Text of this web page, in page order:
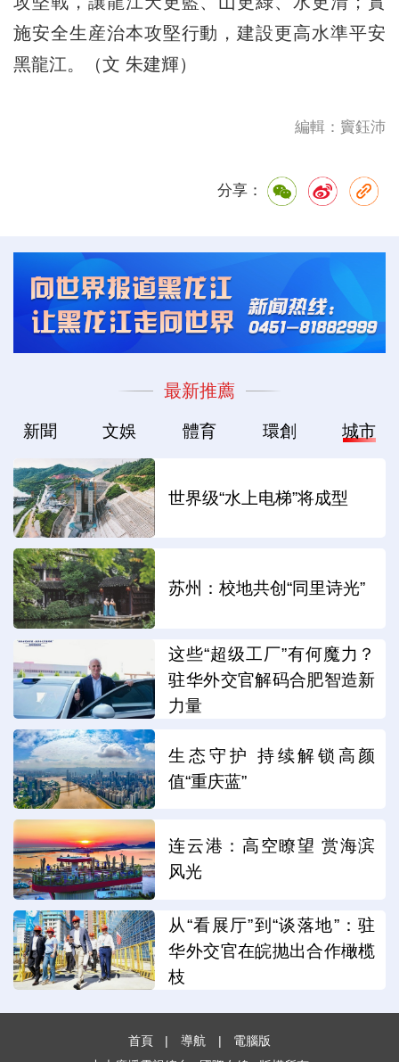
施安全生産治本攻堅行動，建設更高水準平安
黑龍江。（文 朱建輝）
編輯：竇鈺沛
分享：
最新推薦
新聞 文娛 體育 環創 城市
世界级“水上电梯”将成型
苏州：校地共创“同里诗光”
这些“超级工厂”有何魔力？
驻华外交官解码合肥智造新
力量
生态守护 持续解锁高颜
值“重庆蓝”
连云港：高空瞭望 赏海滨
风光
从“看展厅”到“谈落地”：驻
华外交官在皖抛出合作橄榄
枝
首頁 | 導航 |
電腦版